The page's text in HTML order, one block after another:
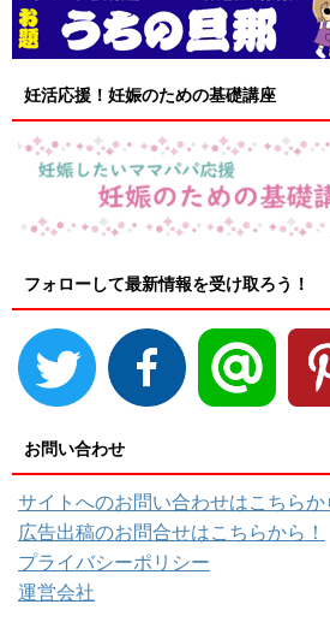
妊活応援！妊娠のための基礎講座
フォローして最新情報を受け取ろう！
お問い合わせ
サイトへのお問い合わせはこちらか
広告出稿のお問合せはこちらから！
プライバシーポリシー
運営会社